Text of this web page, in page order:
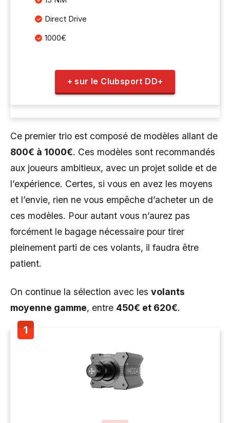
Direct Drive
1000€
+ sur le Clubsport DD+
Ce premier trio est composé de modèles allant de
800€ à 1000€. Ces modèles sont recommandés
aux joueurs ambitieux, avec un projet solide et de
l’expérience. Certes, si vous en avez les moyens
et l’envie, rien ne vous empêche d’acheter un de
ces modèles. Pour autant vous n’aurez pas
forcément le bagage nécessaire pour tirer
pleinement parti de ces volants, il faudra être
patient.
On continue la sélection avec les volants
moyenne gamme, entre 450€ et 620€.